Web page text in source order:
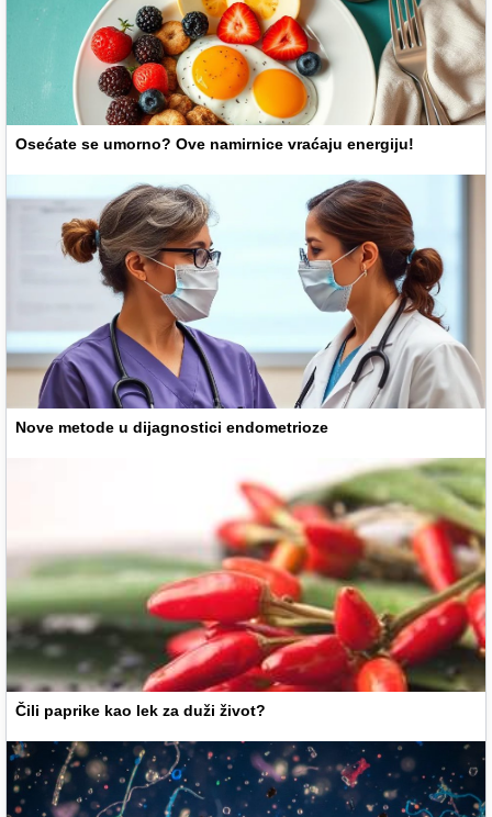
Osećate se umorno? Ove namirnice vraćaju energiju!
Nove metode u dijagnostici endometrioze
Čili paprike kao lek za duži život?